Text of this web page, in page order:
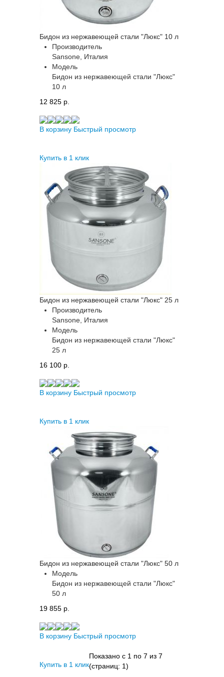
Бидон из нержавеющей стали "Люкс" 10 л
Производитель
Sansone, Италия
Модель
Бидон из нержавеющей стали "Люкс"
10 л
12 825 p.
В корзину Быстрый просмотр
Купить в 1 клик
Бидон из нержавеющей стали "Люкс" 25 л
Производитель
Sansone, Италия
Модель
Бидон из нержавеющей стали "Люкс"
25 л
16 100 p.
В корзину Быстрый просмотр
Купить в 1 клик
Бидон из нержавеющей стали "Люкс" 50 л
Модель
Бидон из нержавеющей стали "Люкс"
50 л
19 855 p.
В корзину Быстрый просмотр
Купить в 1 клик
Показано с 1 по 7 из 7
(страниц: 1)